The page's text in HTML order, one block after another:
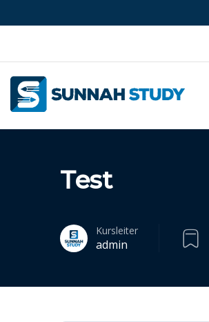
Test
Kursleiter
admin